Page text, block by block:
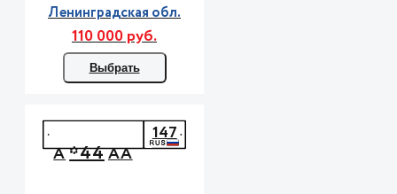
Ленинградская обл.
110 000 руб.
Выбрать
А*44АА
147